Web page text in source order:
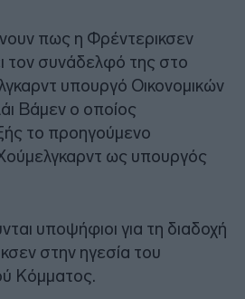
πως η Φρέντερικσεν
τον συνάδελφό της στο
υπουργό Οικονομικών
Βάμεν ο οποίος
το προηγούμενο
ως υπουργός
υποψήφιοι για τη διαδοχή
στην ηγεσία του
Κόμματος.